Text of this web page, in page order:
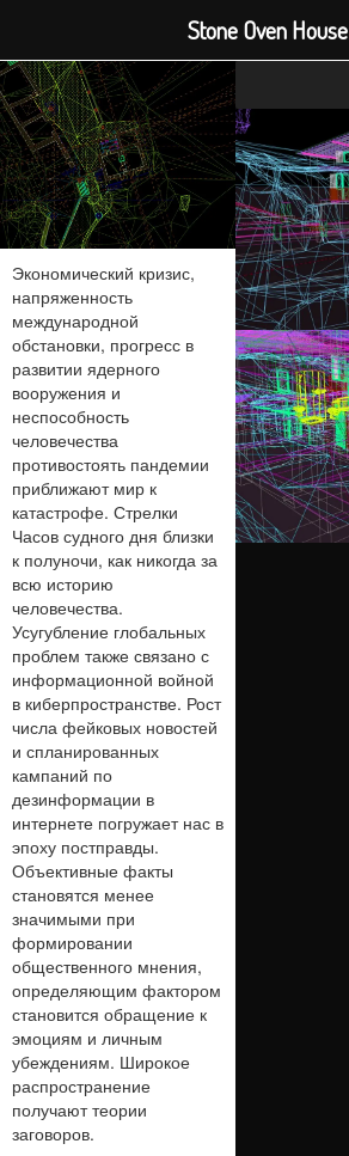
Экономический кризис,
напряженность
международной
обстановки, прогресс в
развитии ядерного
вооружения и
неспособность
человечества
противостоять пандемии
приближают мир к
катастрофе. Стрелки
Часов судного дня близки
к полуночи, как никогда за
всю историю
человечества.
Усугубление глобальных
проблем также связано с
информационной войной
в киберпространстве. Рост
числа фейковых новостей
и спланированных
кампаний по
дезинформации в
интернете погружает нас в
эпоху постправды.
Объективные факты
становятся менее
значимыми при
формировании
общественного мнения,
определяющим фактором
становится обращение к
эмоциям и личным
убеждениям. Широкое
распространение
получают теории
заговоров.
Stone Oven House